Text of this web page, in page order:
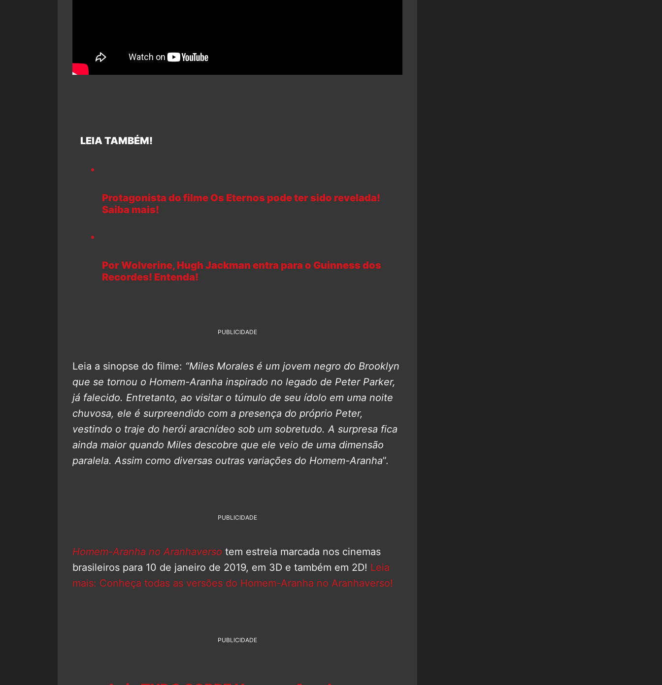
LEIA TAMBÉM!
Protagonista do filme Os Eternos pode ter sido revelada!
Saiba mais!
Por Wolverine, Hugh Jackman entra para o Guinness dos
Recordes! Entenda!
PUBLICIDADE
Leia a sinopse do filme: “Miles Morales é um jovem negro do Brooklyn
que se tornou o Homem-Aranha inspirado no legado de Peter Parker,
já falecido. Entretanto, ao visitar o túmulo de seu ídolo em uma noite
chuvosa, ele é surpreendido com a presença do próprio Peter,
vestindo o traje do herói aracnídeo sob um sobretudo. A surpresa fica
ainda maior quando Miles descobre que ele veio de uma dimensão
paralela. Assim como diversas outras variações do Homem-Aranha”.
PUBLICIDADE
Homem-Aranha no Aranhaverso tem estreia marcada nos cinemas
brasileiros para 10 de janeiro de 2019, em 3D e também em 2D! Leia
mais: Conheça todas as versões do Homem-Aranha no Aranhaverso!
PUBLICIDADE